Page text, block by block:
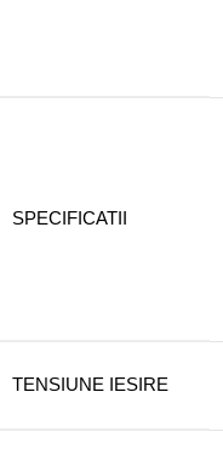
SPECIFICATII
TENSIUNE IESIRE